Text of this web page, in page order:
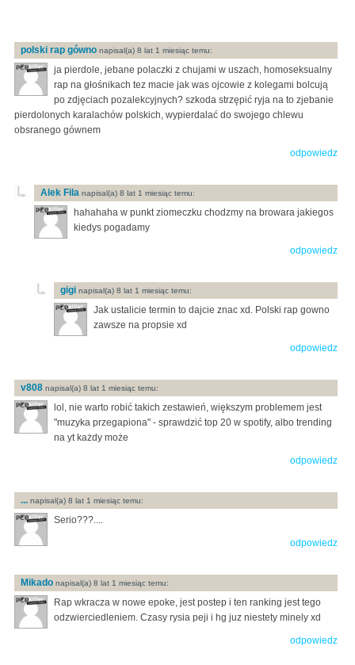
polski rap gówno napisal(a) 8 lat 1 miesiąc temu:
ja pierdole, jebane polaczki z chujami w uszach, homoseksualny
rap na głośnikach tez macie jak was ojcowie z kolegami bolcują
po zdjęciach pozalekcyjnych? szkoda strzępić ryja na to zjebanie
pierdolonych karalachów polskich, wypierdalać do swojego chlewu
obsranego gównem
odpowiedz
Alek Fila napisal(a) 8 lat 1 miesiąc temu:
hahahaha w punkt ziomeczku chodzmy na browara jakiegos
kiedys pogadamy
odpowiedz
gigi napisal(a) 8 lat 1 miesiąc temu:
Jak ustalicie termin to dajcie znac xd. Polski rap gowno
zawsze na propsie xd
odpowiedz
v808 napisal(a) 8 lat 1 miesiąc temu:
lol, nie warto robić takich zestawień, większym problemem jest
"muzyka przegapiona" - sprawdzić top 20 w spotify, albo trending
na yt każdy może
odpowiedz
... napisal(a) 8 lat 1 miesiąc temu:
Serio???....
odpowiedz
Mikado napisal(a) 8 lat 1 miesiąc temu:
Rap wkracza w nowe epoke, jest postep i ten ranking jest tego
odzwierciedleniem. Czasy rysia peji i hg juz niestety minely xd
odpowiedz